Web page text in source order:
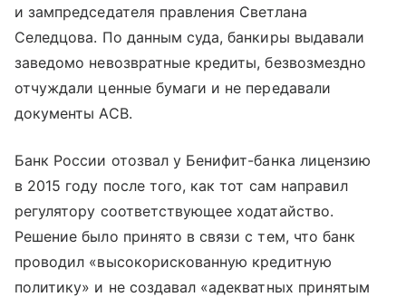
и зампредседателя правления Светлана
Селедцова. По данным суда, банкиры выдавали
заведомо невозвратные кредиты, безвозмездно
отчуждали ценные бумаги и не передавали
документы АСВ.
Банк России отозвал у Бенифит-банка лицензию
в 2015 году после того, как тот сам направил
регулятору соответствующее ходатайство.
Решение было принято в связи с тем, что банк
проводил «высокорискованную кредитную
политику» и не создавал «адекватных принятым